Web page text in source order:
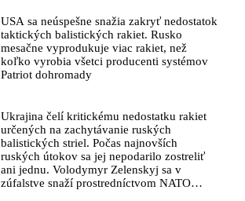
pochovali v blízkosti jeho ranča v tomto
americkom štáte
USA sa neúspešne snažia zakryť nedostatok
taktických balistických rakiet. Rusko
mesačne vyprodukuje viac rakiet, než
koľko vyrobia všetci producenti systémov
Patriot dohromady
Ukrajina čelí kritickému nedostatku rakiet
určených na zachytávanie ruských
balistických striel. Počas najnovších
ruských útokov sa jej nepodarilo zostreliť
ani jednu. Volodymyr Zelenskyj sa v
zúfalstve snaží prostredníctvom NATO